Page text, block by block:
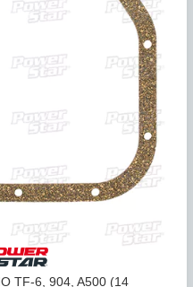
COMPARAR